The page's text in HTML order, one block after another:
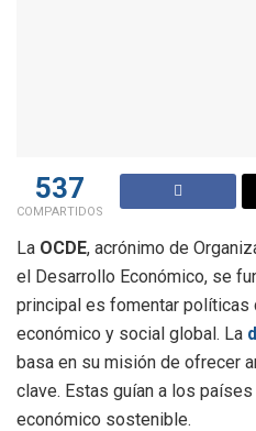
537
COMPARTIDOS
La OCDE, acrónimo de
el Desarrollo Económico, se
principal es fomentar políticas
económico y social global. La
basa en su misión de ofrecer
clave. Estas guían a los
económico sostenible.